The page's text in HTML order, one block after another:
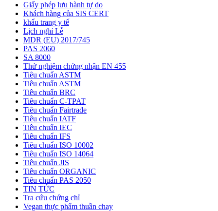
Giấy phép lưu hành tự do
Khách hàng của SIS CERT
khẩu trang y tế
Lịch nghỉ Lễ
MDR (EU) 2017/745
PAS 2060
SA 8000
Thử nghiệm chứng nhận EN 455
Tiêu chuẩn ASTM
Tiêu chuẩn ASTM
Tiêu chuẩn BRC
Tiêu chuẩn C-TPAT
Tiêu chuẩn Fairtrade
Tiêu chuẩn IATF
Tiêu chuẩn IEC
Tiêu chuẩn IFS
Tiêu chuẩn ISO 10002
Tiêu chuẩn ISO 14064
Tiêu chuẩn JIS
Tiêu chuẩn ORGANIC
Tiêu chuẩn PAS 2050
TIN TỨC
Tra cứu chứng chỉ
Vegan thực phẩm thuần chay